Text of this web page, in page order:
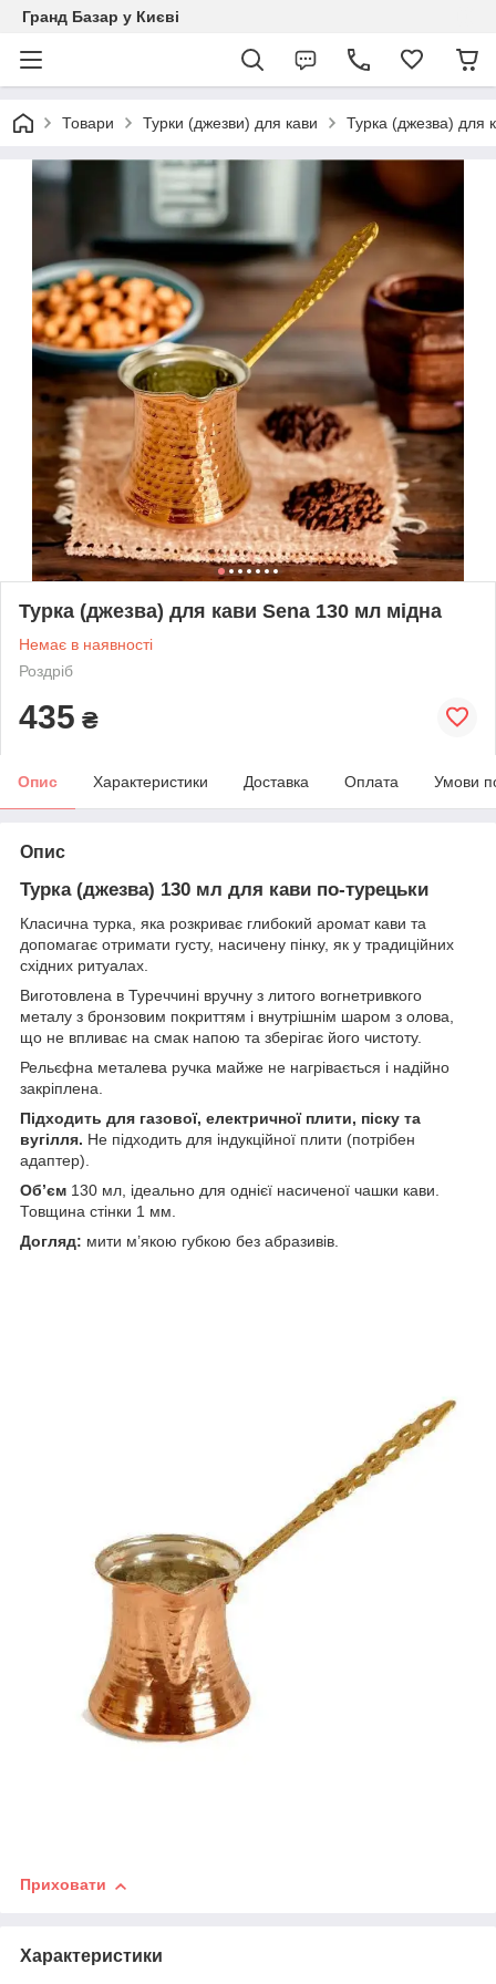
Гранд Базар у Києві
Товари Турки (джезви) для кави Турка (джезва) для
Турка (джезва) для кави Sena 130 мл мідна
Немає в наявності
Роздріб
435 ₴
Опис Характеристики Доставка Оплата Умови
Опис
Турка (джезва) 130 мл для кави по-турецьки
Класична турка, яка розкриває глибокий аромат кави та
допомагає отримати густу, насичену пінку, як у традиційних
східних ритуалах.
Виготовлена в Туреччині вручну з литого вогнетривкого
металу з бронзовим покриттям і внутрішнім шаром з олова,
що не впливає на смак напою та зберігає його чистоту.
Рельєфна металева ручка майже не нагрівається і надійно
закріплена.
Підходить для газової, електричної плити, піску та
вугілля. Не підходить для індукційної плити (потрібен
адаптер).
Об’єм 130 мл, ідеально для однієї насиченої чашки кави.
Товщина стінки 1 мм.
Догляд: мити м’якою губкою без абразивів.
Приховати
Характеристики